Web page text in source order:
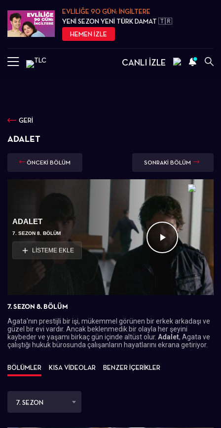
EVLİLİĞE 90 GÜN: İNGİLTERE
YENİ SEZON YENİ TÜRK DAMAT 🇹🇷
HEMEN İZLE
CANLI İZLE
GERİ
ADALET
ÖNCEKİ BÖLÜM SONRAKİ BÖLÜM
Videoyu
Oynat
ADALET
7. SEZON 8. BÖLÜM
LİSTEME EKLE
7. SEZON 8. BÖLÜM
Agata'nın prestijli bir işi, mükemmel görünen bir erkek arkadaşı ve
güzel bir evi vardır. Ancak beklenmedik bir olayla her şeyini
kaybeder ve yaşamı birkaç gün içinde altüst olur. Adalet, Agata ve
çalıştığı hukuk bürosunda çalışanların hayatlarını ekrana getiriyor.
BÖLÜMLER KISA VİDEOLAR BENZER İÇERİKLER
7. SEZON